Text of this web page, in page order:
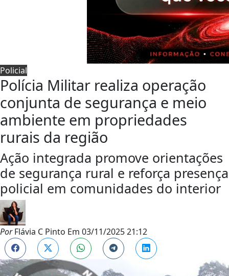
Policial
Polícia Militar realiza operação
conjunta de segurança e meio
ambiente em propriedades
rurais da região
Ação integrada promove orientações
de segurança rural e reforça presença
policial em comunidades do interior
PorFlávia C Pinto Em 03/11/2025 21:12